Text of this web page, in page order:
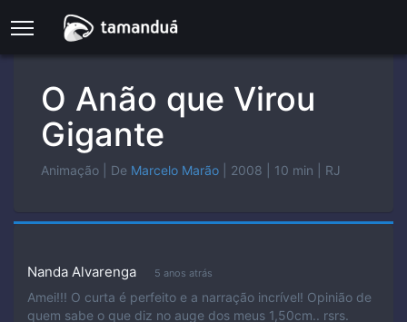
O Anão que Virou
Gigante
Animação | De Marcelo Marão | 2008 | 10 min | RJ
Nanda Alvarenga 5 anos atrás
Amei!!! O curta é perfeito e a narração incrível! Opinião de
quem sabe o que diz no auge dos meus 1,50cm.. rsrs.